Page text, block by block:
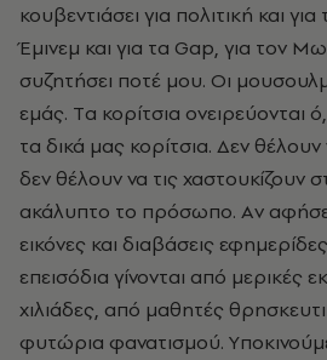
κουβεντιάσει για πολιτική και για
Έμινεμ και για τα Gap, για τον
συζητήσει ποτέ μου. Oι
εμάς. Tα κορίτσια ονειρεύονται
τα δικά μας κορίτσια. Δεν
δεν θέλουν να τις χαστουκίζουν
ακάλυπτο το πρόσωπο. Aν
εικόνες και διαβάσεις
επεισόδια γίνονται από μερικές
χιλιάδες, από μαθητές
φυτώρια φανατισμού.